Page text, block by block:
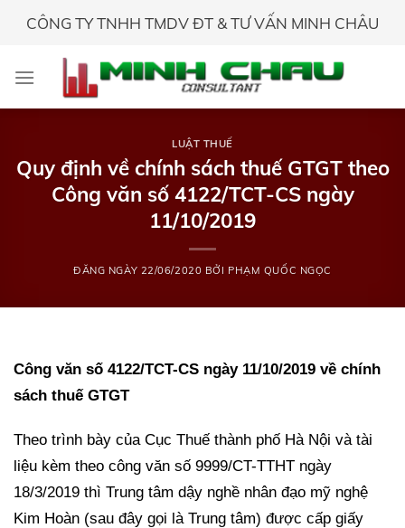
CÔNG TY TNHH TMDV ĐT & TƯ VẤN MINH CHÂU
LUẬT THUẾ
Quy định về chính sách thuế GTGT theo
Công văn số 4122/TCT-CS ngày
11/10/2019
ĐĂNG NGÀY 22/06/2020 BỞI PHẠM QUỐC NGỌC
Công văn số 4122/TCT-CS ngày 11/10/2019 về chính
sách thuế GTGT
Theo trình bày của Cục Thuế thành phố Hà Nội và tài
liệu kèm theo công văn số 9999/CT-TTHT ngày
18/3/2019 thì Trung tâm dậy nghề nhân đạo mỹ nghệ
Kim Hoàn (sau đây gọi là Trung tâm) được cấp giấy